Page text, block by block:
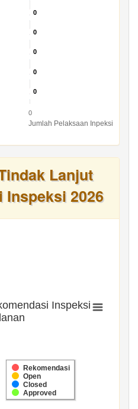
Jumlah Pelaksaan Inpeksi
0
0
0
0
0
0
0
0
0
0
0
Lanjut
Inspeksi 2026
Inspeksi
Rekomendasi
Open
Closed
Approved